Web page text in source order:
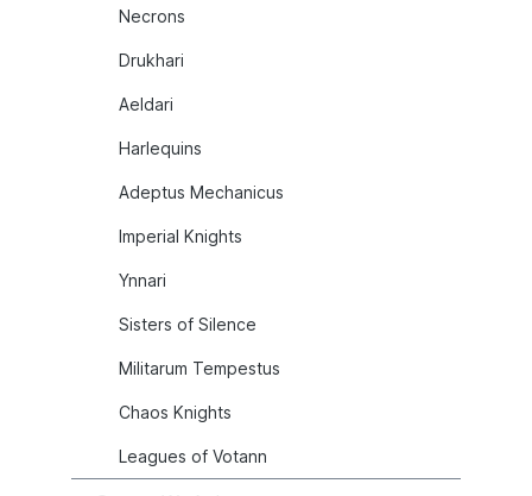
Necrons
Drukhari
Aeldari
Harlequins
Adeptus Mechanicus
Imperial Knights
Ynnari
Sisters of Silence
Militarum Tempestus
Chaos Knights
Leagues of Votann